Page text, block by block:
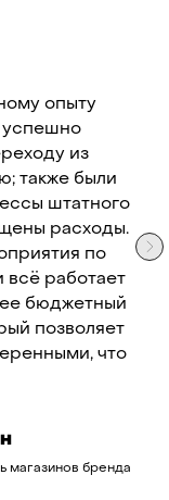
опыту
успешно
из
также были
штатного
расходы.
по
всё работает
бюджетный
позволяет
что
магазинов бренда